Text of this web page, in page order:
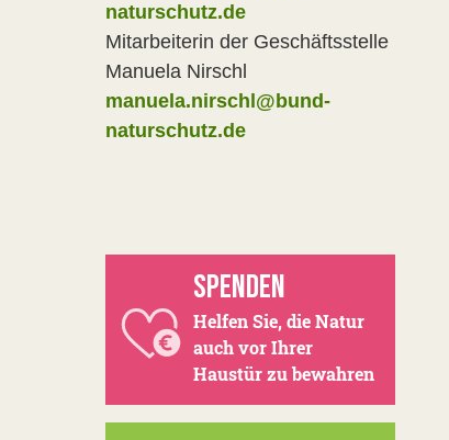
naturschutz.de
Mitarbeiterin der Geschäftsstelle
Manuela Nirschl
manuela.nirschl@bund-
naturschutz.de
SPENDEN
Helfen Sie, die Natur
auch vor Ihrer
Haustür zu bewahren